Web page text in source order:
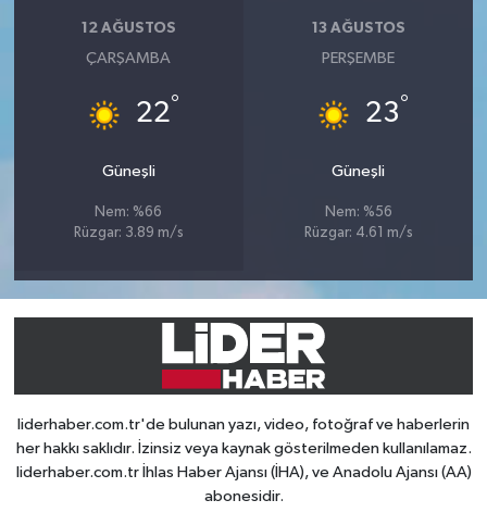
12 AĞUSTOS
ÇARŞAMBA
22°
Güneşli
Nem: %66
Rüzgar: 3.89 m/s
13 AĞUSTOS
PERŞEMBE
23°
Güneşli
Nem: %56
Rüzgar: 4.61 m/s
liderhaber.com.tr'de bulunan yazı, video, fotoğraf ve haberlerin
her hakkı saklıdır. İzinsiz veya kaynak gösterilmeden kullanılamaz.
liderhaber.com.tr İhlas Haber Ajansı (İHA), ve Anadolu Ajansı (AA)
abonesidir.